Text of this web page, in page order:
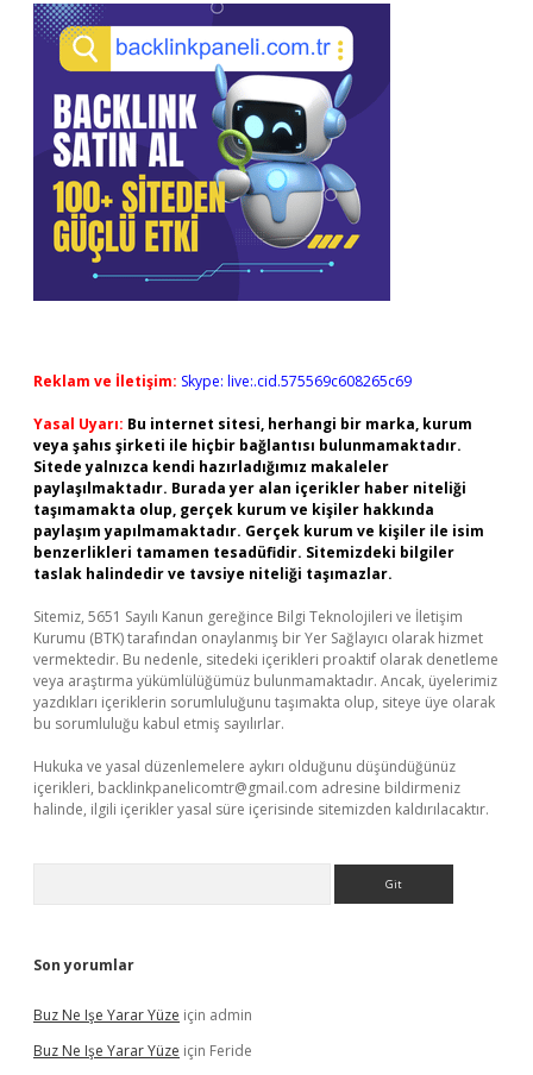
Reklam ve İletişim: Skype: live:.cid.575569c608265c69
Yasal Uyarı: Bu internet sitesi, herhangi bir marka, kurum
veya şahıs şirketi ile hiçbir bağlantısı bulunmamaktadır.
Sitede yalnızca kendi hazırladığımız makaleler
paylaşılmaktadır. Burada yer alan içerikler haber niteliği
taşımamakta olup, gerçek kurum ve kişiler hakkında
paylaşım yapılmamaktadır. Gerçek kurum ve kişiler ile isim
benzerlikleri tamamen tesadüfidir. Sitemizdeki bilgiler
taslak halindedir ve tavsiye niteliği taşımazlar.
Sitemiz, 5651 Sayılı Kanun gereğince Bilgi Teknolojileri ve İletişim
Kurumu (BTK) tarafından onaylanmış bir Yer Sağlayıcı olarak hizmet
vermektedir. Bu nedenle, sitedeki içerikleri proaktif olarak denetleme
veya araştırma yükümlülüğümüz bulunmamaktadır. Ancak, üyelerimiz
yazdıkları içeriklerin sorumluluğunu taşımakta olup, siteye üye olarak
bu sorumluluğu kabul etmiş sayılırlar.
Hukuka ve yasal düzenlemelere aykırı olduğunu düşündüğünüz
içerikleri, backlinkpanelicomtr@gmail.com adresine bildirmeniz
halinde, ilgili içerikler yasal süre içerisinde sitemizden kaldırılacaktır.
Son yorumlar
Buz Ne Işe Yarar Yüze için admin
Buz Ne Işe Yarar Yüze için Feride